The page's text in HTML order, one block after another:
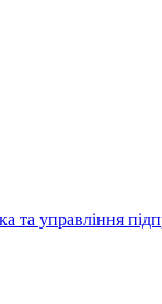
та управління